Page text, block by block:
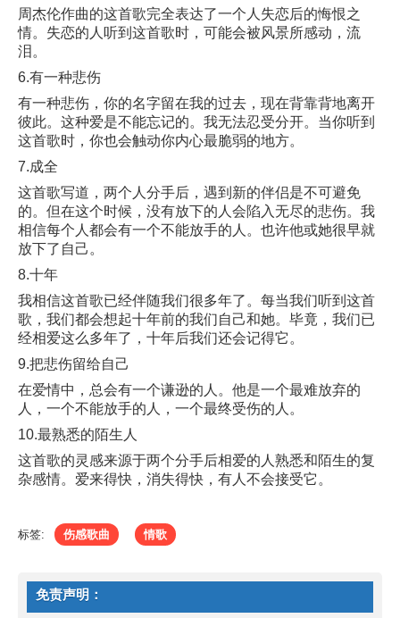
周杰伦作曲的这首歌完全表达了一个人失恋后的悔恨之
情。失恋的人听到这首歌时，可能会被风景所感动，流
泪。
6.有一种悲伤
有一种悲伤，你的名字留在我的过去，现在背靠背地离开
彼此。这种爱是不能忘记的。我无法忍受分开。当你听到
这首歌时，你也会触动你内心最脆弱的地方。
7.成全
这首歌写道，两个人分手后，遇到新的伴侣是不可避免
的。但在这个时候，没有放下的人会陷入无尽的悲伤。我
相信每个人都会有一个不能放手的人。也许他或她很早就
放下了自己。
8.十年
我相信这首歌已经伴随我们很多年了。每当我们听到这首
歌，我们都会想起十年前的我们自己和她。毕竟，我们已
经相爱这么多年了，十年后我们还会记得它。
9.把悲伤留给自己
在爱情中，总会有一个谦逊的人。他是一个最难放弃的
人，一个不能放手的人，一个最终受伤的人。
10.最熟悉的陌生人
这首歌的灵感来源于两个分手后相爱的人熟悉和陌生的复
杂感情。爱来得快，消失得快，有人不会接受它。
标签: 伤感歌曲 情歌
免责声明：